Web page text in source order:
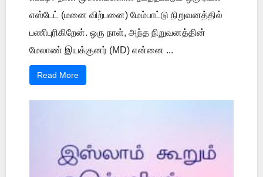
எஸ்டேட் (மனை விற்பனை) மேம்பாட்டு நிறுவனத்தில்
பணிபுரிகிறேன். ஒரு நாள், அந்த நிறுவனத்தின்
மேலாண் இயக்குனர் (MD) என்னை ...
Read More